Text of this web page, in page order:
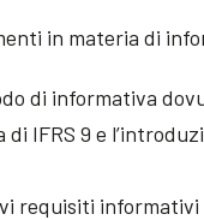
in materia di
di informativa
IFRS 9 e
requisiti